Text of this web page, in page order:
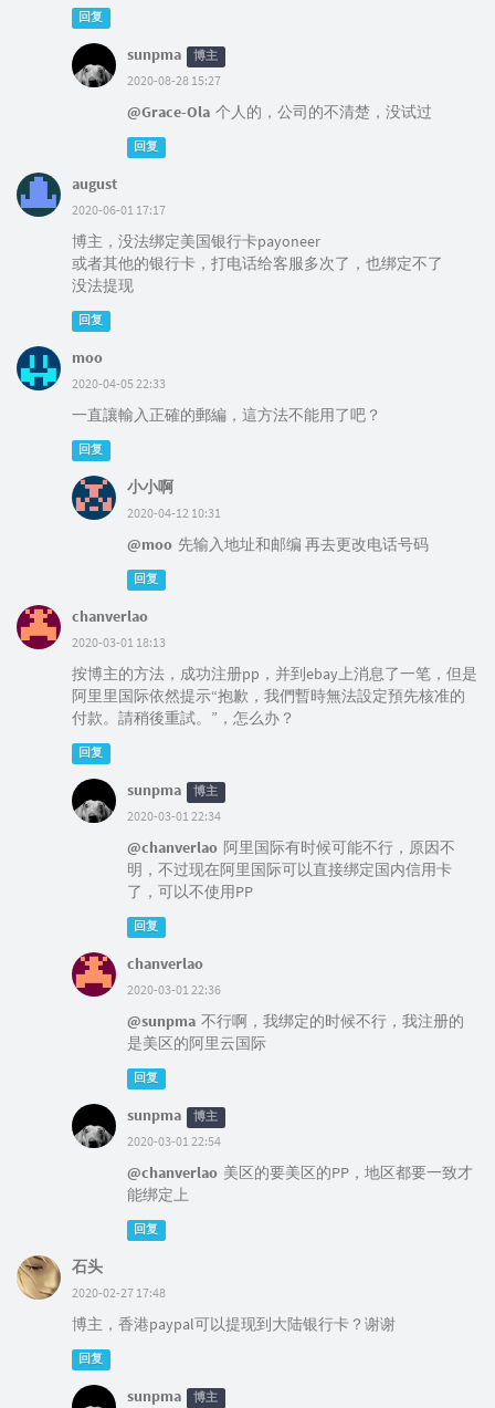
回复
sunpma 博主
2020-08-28 15:27
@Grace-Ola 个人的，公司的不清楚，没试过
回复
august
2020-06-01 17:17
博主，没法绑定美国银行卡payoneer
或者其他的银行卡，打电话给客服多次了，也绑定不了
没法提现
回复
moo
2020-04-05 22:33
一直讓輸入正確的郵編，這方法不能用了吧？
回复
小小啊
2020-04-12 10:31
@moo 先输入地址和邮编 再去更改电话号码
回复
chanverlao
2020-03-01 18:13
按博主的方法，成功注册pp，并到ebay上消息了一笔，但是
阿里里国际依然提示“抱歉，我們暫時無法設定預先核准的
付款。請稍後重試。”，怎么办？
回复
sunpma 博主
2020-03-01 22:34
@chanverlao 阿里国际有时候可能不行，原因不
明，不过现在阿里国际可以直接绑定国内信用卡
了，可以不使用PP
回复
chanverlao
2020-03-01 22:36
@sunpma 不行啊，我绑定的时候不行，我注册的
是美区的阿里云国际
回复
sunpma 博主
2020-03-01 22:54
@chanverlao 美区的要美区的PP，地区都要一致才
能绑定上
回复
石头
2020-02-27 17:48
博主，香港paypal可以提现到大陆银行卡？谢谢
回复
sunpma 博主